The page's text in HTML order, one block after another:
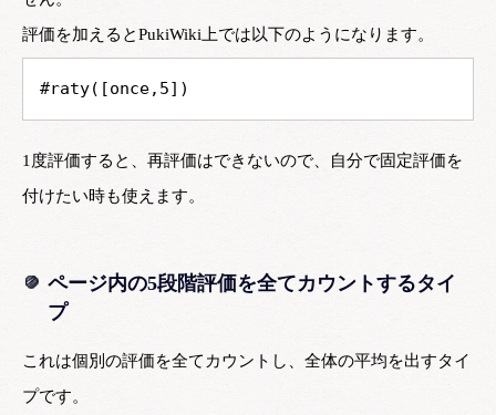
評価を加えるとPukiWiki上では以下のようになります。
#raty([once,5])
1度評価すると、再評価はできないので、自分で固定評価を
付けたい時も使えます。
ページ内の5段階評価を全てカウントするタイ
プ
これは個別の評価を全てカウントし、全体の平均を出すタイ
プです。